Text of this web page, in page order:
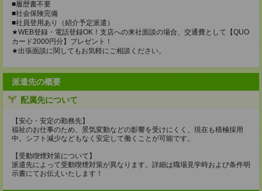
■履歴書不要
■社会保険完備
■社員登用あり（紹介予定派遣）
★WEB登録・電話登録OK！支店への来社面談の場合、交通費として【QUO
カード2000円分】プレゼント！
★出張面談に関してもお気軽にご相談ください。
派遣先の概要
配属先について
【安心・安定の勤務先】
福祉のお仕事のため、景気変動などの影響を受けにくく、現在も積極採用
中。シフト減少などもなく安定して働くことが可能です。
【受動喫煙対策について】
派遣先によって受動喫煙対策が異なります。詳細は職場見学時および条件明
示書にてお伝えいたします！